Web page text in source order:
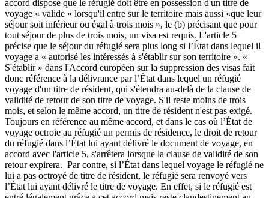
accord dispose que le réfugié doit être en possession d'un titre de
voyage « valide » lorsqu'il entre sur le territoire mais aussi «que leur
séjour soit inférieur ou égal à trois mois », le (b) précisant que pour
tout séjour de plus de trois mois, un visa est requis. L'article 5
précise que le séjour du réfugié sera plus long si l’État dans lequel il
voyage a « autorisé les intéressés à s'établir sur son territoire ». «
S'établir » dans l'Accord européen sur la suppression des visas fait
donc référence à la délivrance par l’État dans lequel un réfugié
voyage d'un titre de résident, qui s'étendra au-delà de la clause de
validité de retour de son titre de voyage. S'il reste moins de trois
mois, et selon le même accord, un titre de résident n'est pas exigé.
Toujours en référence au même accord, et dans le cas où l’État de
voyage octroie au réfugié un permis de résidence, le droit de retour
du réfugié dans l’État lui ayant délivré le document de voyage, en
accord avec l'article 5, s'arrêtera lorsque la clause de validité de son
retour expirera. Par contre, si l’État dans lequel voyage le réfugié ne
lui a pas octroyé de titre de résident, le réfugié sera renvoyé vers
l’État lui ayant délivré le titre de voyage. En effet, si le réfugié est